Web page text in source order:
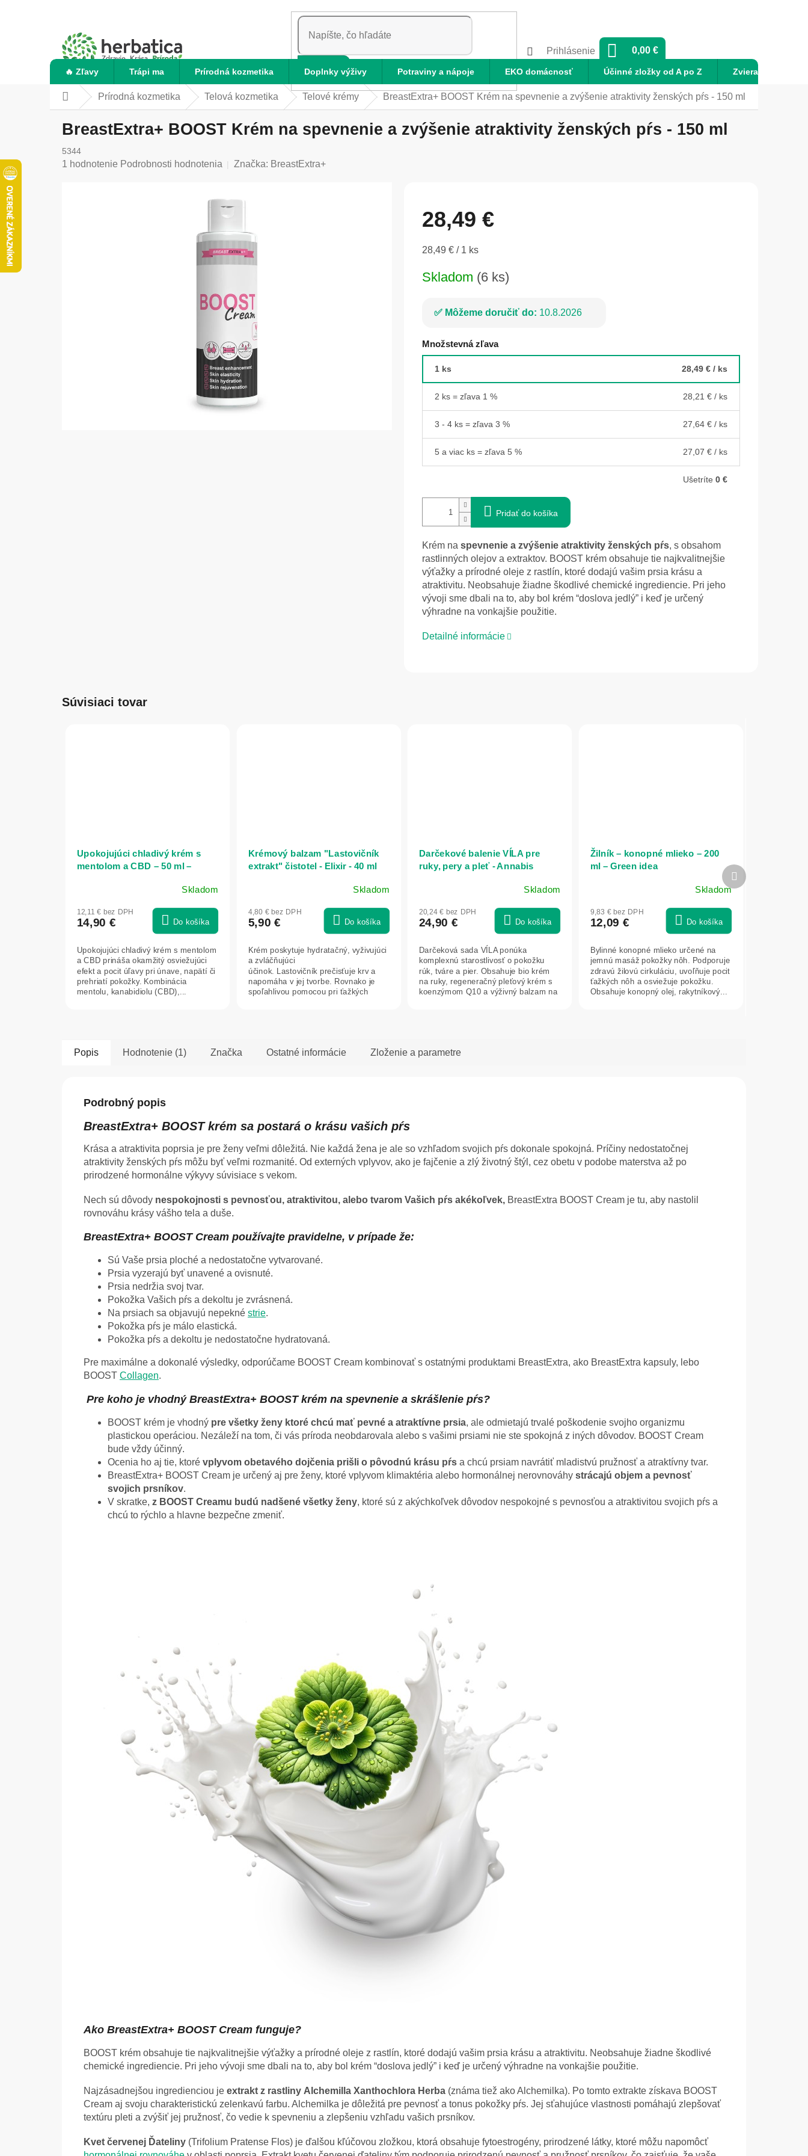
HĽADAŤ
Prihlásenie
NÁKUPNÝ
0,00 €
🔥 Zľavy Trápi ma Prírodná kozmetika Doplnky výživy Potraviny a nápoje EKO domácnosť Účinné zložky od A po Z Zvieratá
DomovPrírodná kozmetika Telová kozmetika Telové krémy BreastExtra+ BOOST Krém na spevnenie a zvýšenie atraktivity ženských pŕs - 150 ml
BreastExtra+ BOOST Krém na spevnenie a zvýšenie atraktivity ženských pŕs - 150 ml
5344
Priemerné
1 hodnotenie Podrobnosti hodnotenia Značka: BreastExtra+
28,49 €
Jednotková
28,49 € / 1 ks
Skladom (6 ks)
Môžeme doručiť do: 10.8.2026
Množstevná zľava
1 ks 28,49 € / ks
2 ks = zľava 1 % 28,21 € / ks
3 - 4 ks = zľava 3 % 27,64 € / ks
5 a viac ks = zľava 5 % 27,07 € / ks
Ušetríte 0 €
Pridať do košíka
Krém na spevnenie a zvýšenie atraktivity ženských pŕs, s obsahom
rastlinných olejov a extraktov. BOOST krém obsahuje tie najkvalitnejšie
výťažky a prírodné oleje z rastlín, ktoré dodajú vašim prsia krásu a
atraktivitu. Neobsahuje žiadne škodlivé chemické ingrediencie. Pri jeho
vývoji sme dbali na to, aby bol krém “doslova jedlý” i keď je určený
výhradne na vonkajšie použitie.
Detailné informácie
Súvisiaci tovar
Upokojujúci chladivý krém s
mentolom a CBD – 50 ml –
Skladom
12,11 € bez DPH
14,90 € Do košíka
Upokojujúci chladivý krém s mentolom
a CBD prináša okamžitý osviežujúci
efekt a pocit úľavy pri únave, napätí či
prehriatí pokožky. Kombinácia
mentolu, kanabidiolu (CBD),...
Krémový balzam "Lastovičník
extrakt" čistotel - Elixir - 40 ml
Skladom
4,80 € bez DPH
5,90 € Do košíka
Krém poskytuje hydratačný, vyživujúci
a zvláčňujúci
účinok. Lastovičník prečisťuje krv a
napomáha v jej tvorbe. Rovnako je
spoľahlivou pomocou pri ťažkých
Darčekové balenie VÍLA pre
ruky, pery a pleť - Annabis
produktu
z
5
hviezdičiek.
Skladom
20,24 € bez DPH
24,90 € Do košíka
Darčeková sada VÍLA ponúka
komplexnú starostlivosť o pokožku
rúk, tváre a pier. Obsahuje bio krém
na ruky, regeneračný pleťový krém s
koenzýmom Q10 a výživný balzam na
Žilník – konopné mlieko – 200
ml – Green idea
Skladom
9,83 € bez DPH
12,09 € Do košíka
Bylinné konopné mlieko určené na
jemnú masáž pokožky nôh. Podporuje
zdravú žilovú cirkuláciu, uvoľňuje pocit
ťažkých nôh a osviežuje pokožku.
Obsahuje konopný olej, rakytníkový...
Ďalší
produkt
Popis Hodnotenie (1) Značka Ostatné informácie Zloženie a parametre
Podrobný popis
BreastExtra+ BOOST krém sa postará o krásu vašich pŕs
Krása a atraktivita poprsia je pre ženy veľmi dôležitá. Nie každá žena je ale so vzhľadom svojich pŕs dokonale spokojná. Príčiny nedostatočnej
atraktivity ženských pŕs môžu byť veľmi rozmanité. Od externých vplyvov, ako je fajčenie a zlý životný štýl, cez obetu v podobe materstva až po
prirodzené hormonálne výkyvy súvisiace s vekom.
Nech sú dôvody nespokojnosti s pevnosťou, atraktivitou, alebo tvarom Vašich pŕs akékoľvek, BreastExtra BOOST Cream je tu, aby nastolil
rovnováhu krásy vášho tela a duše.
BreastExtra+ BOOST Cream používajte pravidelne, v prípade že:
Sú Vaše prsia ploché a nedostatočne vytvarované.
Prsia vyzerajú byť unavené a ovisnuté.
Prsia nedržia svoj tvar.
Pokožka Vašich pŕs a dekoltu je zvrásnená.
Na prsiach sa objavujú nepekné strie.
Pokožka pŕs je málo elastická.
Pokožka pŕs a dekoltu je nedostatočne hydratovaná.
Pre maximálne a dokonalé výsledky, odporúčame BOOST Cream kombinovať s ostatnými produktami BreastExtra, ako BreastExtra kapsuly, lebo
BOOST Collagen.
Pre koho je vhodný BreastExtra+ BOOST krém na spevnenie a skrášlenie pŕs?
BOOST krém je vhodný pre všetky ženy ktoré chcú mať pevné a atraktívne prsia, ale odmietajú trvalé poškodenie svojho organizmu
plastickou operáciou. Nezáleží na tom, či vás príroda neobdarovala alebo s vašimi prsiami nie ste spokojná z iných dôvodov. BOOST Cream
bude vždy účinný.
Ocenia ho aj tie, ktoré vplyvom obetavého dojčenia prišli o pôvodnú krásu pŕs a chcú prsiam navrátiť mladistvú pružnosť a atraktívny tvar.
BreastExtra+ BOOST Cream je určený aj pre ženy, ktoré vplyvom klimaktéria alebo hormonálnej nerovnováhy strácajú objem a pevnosť
svojich prsníkov.
V skratke, z BOOST Creamu budú nadšené všetky ženy, ktoré sú z akýchkoľvek dôvodov nespokojné s pevnosťou a atraktivitou svojich pŕs a
chcú to rýchlo a hlavne bezpečne zmeniť.
Ako BreastExtra+ BOOST Cream funguje?
BOOST krém obsahuje tie najkvalitnejšie výťažky a prírodné oleje z rastlín, ktoré dodajú vašim prsia krásu a atraktivitu. Neobsahuje žiadne škodlivé
chemické ingrediencie. Pri jeho vývoji sme dbali na to, aby bol krém “doslova jedlý” i keď je určený výhradne na vonkajšie použitie.
Najzásadnejšou ingredienciou je extrakt z rastliny Alchemilla Xanthochlora Herba (známa tiež ako Alchemilka). Po tomto extrakte získava BOOST
Cream aj svoju charakteristickú zelenkavú farbu. Alchemilka je dôležitá pre pevnosť a tonus pokožky pŕs. Jej sťahujúce vlastnosti pomáhajú zlepšovať
textúru pleti a zvýšiť jej pružnosť, čo vedie k spevneniu a zlepšeniu vzhľadu vašich prsníkov.
Kvet červenej Ďateliny (Trifolium Pratense Flos) je ďalšou kľúčovou zložkou, ktorá obsahuje fytoestrogény, prirodzené látky, ktoré môžu napomôcť